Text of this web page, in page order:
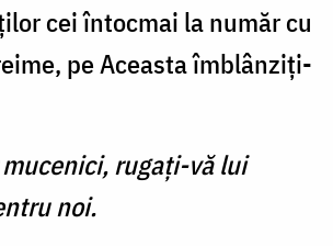
cei întocmai la număr cu
pe Aceasta îmblânziţi-
rugaţi-vă lui
noi.